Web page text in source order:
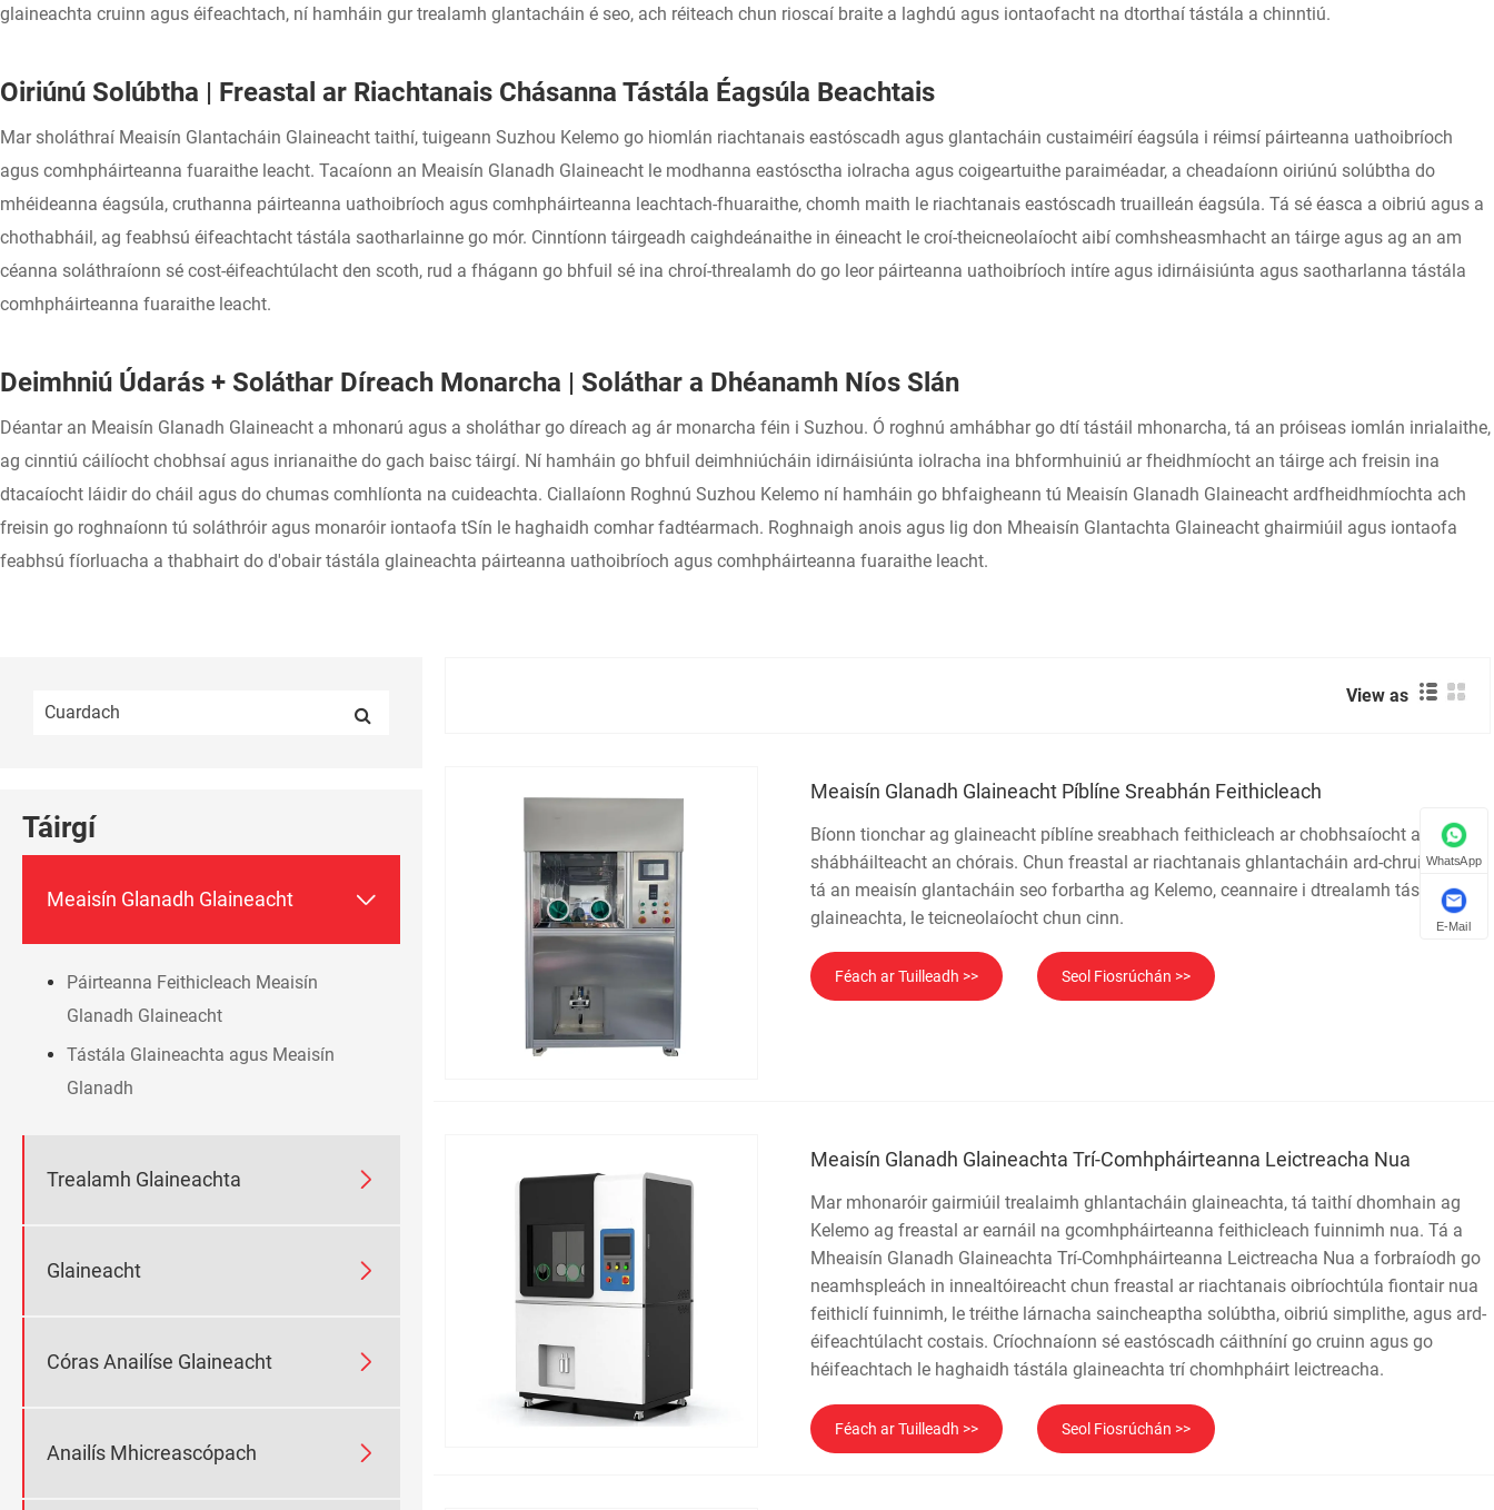
glaineachta cruinn agus éifeachtach, ní hamháin gur trealamh glantacháin é seo, ach réiteach chun rioscaí braite a laghdú agus iontaofacht na dtorthaí tástála a chinntiú.
Oiriúnú Solúbtha | Freastal ar Riachtanais Chásanna Tástála Éagsúla Beachtais
Mar sholáthraí Meaisín Glantacháin Glaineacht taithí, tuigeann Suzhou Kelemo go hiomlán riachtanais eastóscadh agus glantacháin custaiméirí éagsúla i réimsí páirteanna uathoibríoch
agus comhpháirteanna fuaraithe leacht. Tacaíonn an Meaisín Glanadh Glaineacht le modhanna eastósctha iolracha agus coigeartuithe paraiméadar, a cheadaíonn oiriúnú solúbtha do
mhéideanna éagsúla, cruthanna páirteanna uathoibríoch agus comhpháirteanna leachtach-fhuaraithe, chomh maith le riachtanais eastóscadh truailleán éagsúla. Tá sé éasca a oibriú agus a
chothabháil, ag feabhsú éifeachtacht tástála saotharlainne go mór. Cinntíonn táirgeadh caighdeánaithe in éineacht le croí-theicneolaíocht aibí comhsheasmhacht an táirge agus ag an am
céanna soláthraíonn sé cost-éifeachtúlacht den scoth, rud a fhágann go bhfuil sé ina chroí-threalamh do go leor páirteanna uathoibríoch intíre agus idirnáisiúnta agus saotharlanna tástála
comhpháirteanna fuaraithe leacht.
Deimhniú Údarás + Soláthar Díreach Monarcha | Soláthar a Dhéanamh Níos Slán
Déantar an Meaisín Glanadh Glaineacht a mhonarú agus a sholáthar go díreach ag ár monarcha féin i Suzhou. Ó roghnú amhábhar go dtí tástáil mhonarcha, tá an próiseas iomlán inrialaithe,
ag cinntiú cáilíocht chobhsaí agus inrianaithe do gach baisc táirgí. Ní hamháin go bhfuil deimhniúcháin idirnáisiúnta iolracha ina bhformhuiniú ar fheidhmíocht an táirge ach freisin ina
dtacaíocht láidir do cháil agus do chumas comhlíonta na cuideachta. Ciallaíonn Roghnú Suzhou Kelemo ní hamháin go bhfaigheann tú Meaisín Glanadh Glaineacht ardfheidhmíochta ach
freisin go roghnaíonn tú soláthróir agus monaróir iontaofa tSín le haghaidh comhar fadtéarmach. Roghnaigh anois agus lig don Mheaisín Glantachta Glaineacht ghairmiúil agus iontaofa
feabhsú fíorluacha a thabhairt do d'obair tástála glaineachta páirteanna uathoibríoch agus comhpháirteanna fuaraithe leacht.
Táirgí
Meaisín Glanadh Glaineacht 
Páirteanna Feithicleach Meaisín
Glanadh Glaineacht
Tástála Glaineachta agus Meaisín
Glanadh
Trealamh Glaineachta 
Glaineacht 
Córas Anailíse Glaineacht 
Anailís Mhicreascópach 
View as
Meaisín Glanadh Glaineacht Píblíne Sreabhán Feithicleach
Bíonn tionchar ag glaineacht píblíne sreabhach feithicleach ar chobhsaíocht agus ar
shábháilteacht an chórais. Chun freastal ar riachtanais ghlantacháin ard-chruinneas,
tá an meaisín glantacháin seo forbartha ag Kelemo, ceannaire i dtrealamh tástála
glaineachta, le teicneolaíocht chun cinn.
Féach ar Tuilleadh >> Seol Fiosrúchán >>
Meaisín Glanadh Glaineachta Trí-Comhpháirteanna Leictreacha Nua
Mar mhonaróir gairmiúil trealaimh ghlantacháin glaineachta, tá taithí dhomhain ag
Kelemo ag freastal ar earnáil na gcomhpháirteanna feithicleach fuinnimh nua. Tá a
Mheaisín Glanadh Glaineachta Trí-Comhpháirteanna Leictreacha Nua a forbraíodh go
neamhspleách in innealtóireacht chun freastal ar riachtanais oibríochtúla fiontair nua
feithiclí fuinnimh, le tréithe lárnacha saincheaptha solúbtha, oibriú simplithe, agus ard-
éifeachtúlacht costais. Críochnaíonn sé eastóscadh cáithníní go cruinn agus go
héifeachtach le haghaidh tástála glaineachta trí chomhpháirt leictreacha.
Féach ar Tuilleadh >> Seol Fiosrúchán >>
WhatsApp
E-Mail